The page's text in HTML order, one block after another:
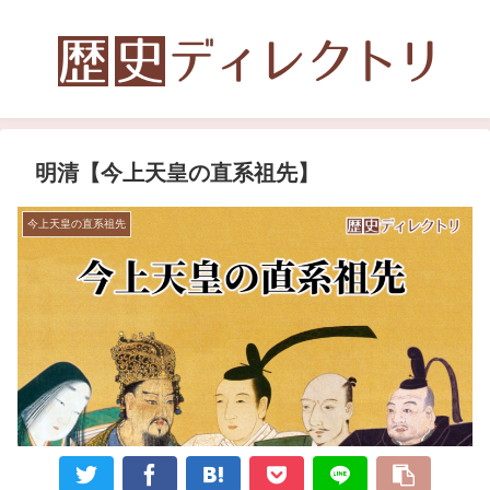
明清【今上天皇の直系祖先】
今上天皇の直系祖先